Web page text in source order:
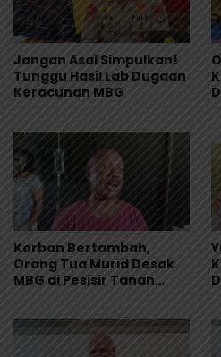
Jangan Asal Simpulkan!
Tunggu Hasil Lab Dugaan
Keracunan MBG
Korban Bertambah,
Orang Tua Murid Desak
MBG di Pesisir Tanah